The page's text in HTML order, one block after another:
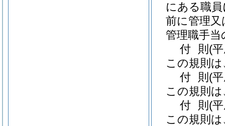
にある職
前に管理
管理職手
付 則 (
この規則
付 則 (
この規則
付 則 (
この規則